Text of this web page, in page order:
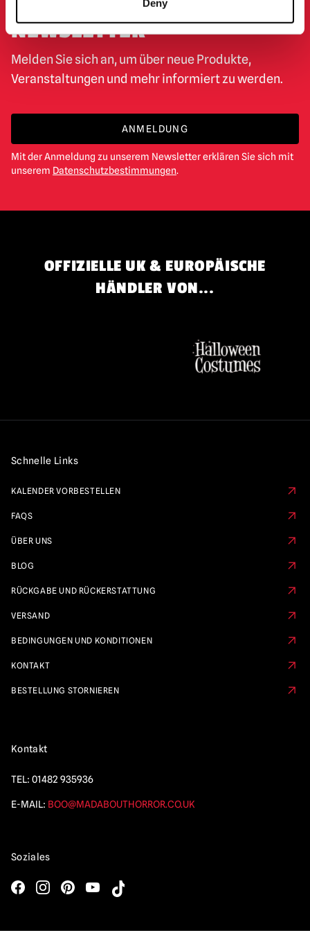
Deny
NEWSLETTER
Melden Sie sich an, um über neue Produkte,
Veranstaltungen und mehr informiert zu werden.
ANMELDUNG
Mit der Anmeldung zu unserem Newsletter erklären Sie sich mit
unserem Datenschutzbestimmungen.
OFFIZIELLE UK & EUROPÄISCHE
HÄNDLER VON...
Schnelle Links
KALENDER VORBESTELLEN
FAQS
ÜBER UNS
BLOG
RÜCKGABE UND RÜCKERSTATTUNG
VERSAND
BEDINGUNGEN UND KONDITIONEN
KONTAKT
BESTELLUNG STORNIEREN
Kontakt
TEL: 01482 935936
E-MAIL: BOO@MADABOUTHORROR.CO.UK
Soziales